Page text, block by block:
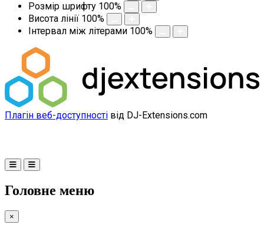
Розмір шрифту 100%
Висота лінії 100%
Інтервал між літерами 100%
Плагін веб-доступності від DJ-Extensions.com
Головне меню
×